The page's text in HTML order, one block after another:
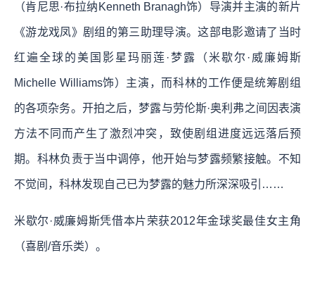
（肯尼思·布拉纳Kenneth Branagh饰）导演并主演的新片
《游龙戏凤》剧组的第三助理导演。这部电影邀请了当时
红遍全球的美国影星玛丽莲·梦露（米歇尔·威廉姆斯
Michelle Williams饰）主演，而科林的工作便是统筹剧组
的各项杂务。开拍之后，梦露与劳伦斯·奥利弗之间因表演
方法不同而产生了激烈冲突，致使剧组进度远远落后预
期。科林负责于当中调停，他开始与梦露频繁接触。不知
不觉间，科林发现自己已为梦露的魅力所深深吸引……
米歇尔·威廉姆斯凭借本片荣获2012年金球奖最佳女主角
（喜剧/音乐类）。